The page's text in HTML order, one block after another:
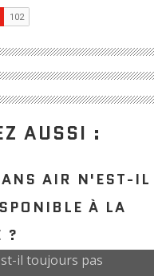
AUSSI :
AIR N'EST-IL
À LA
?